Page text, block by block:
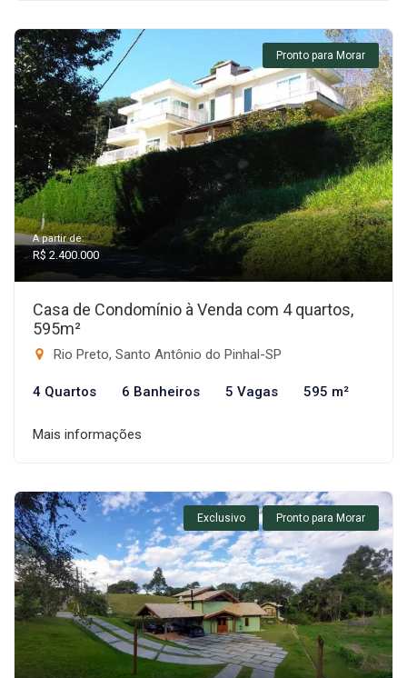
Pronto para Morar
A partir de:
R$ 2.400.000
Casa de Condomínio à Venda com 4 quartos,
595m²
Rio Preto, Santo Antônio do Pinhal-SP
4 Quartos 6 Banheiros 5 Vagas 595 m²
Mais informações
Exclusivo Pronto para Morar